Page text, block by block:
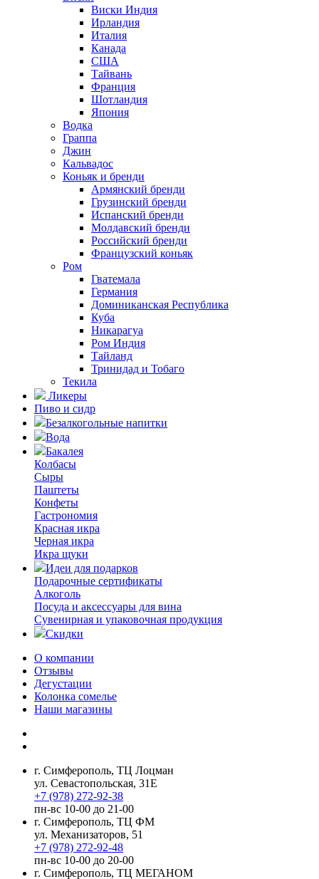
Виски Индия
Ирландия
Италия
Канада
США
Тайвань
Франция
Шотландия
Япония
Водка
Граппа
Джин
Кальвадос
Коньяк и бренди
Армянский бренди
Грузинский бренди
Испанский бренди
Молдавский бренди
Российский бренди
Французский коньяк
Ром
Гватемала
Германия
Доминиканская Республика
Куба
Никарагуа
Ром Индия
Тайланд
Тринидад и Тобаго
Текила
Ликеры
Пиво и сидр
Безалкогольные напитки
Вода
Бакалея
Колбасы
Сыры
Паштеты
Конфеты
Гастрономия
Красная икра
Черная икра
Икра щуки
Идеи для подарков
Подарочные сертификаты
Алкоголь
Посуда и аксессуары для вина
Сувенирная и упаковочная продукция
Скидки
О компании
Отзывы
Дегустации
Колонка сомелье
Наши магазины
г. Симферополь, ТЦ Лоцман
ул. Севастопольская, 31Е
+7 (978) 272-92-38
пн-вс 10-00 до 21-00
г. Симферополь, ТЦ ФМ
ул. Механизаторов, 51
+7 (978) 272-92-48
пн-вс 10-00 до 20-00
г. Симферополь, ТЦ МЕГАНОМ